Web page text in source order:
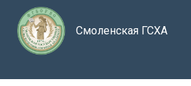
Смоленская ГСХА